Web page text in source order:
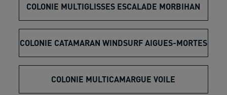
COLONIE MULTIGLISSES ESCALADE MORBIHAN
COLONIE CATAMARAN WINDSURF AIGUES-MORTES
COLONIE MULTICAMARGUE VOILE